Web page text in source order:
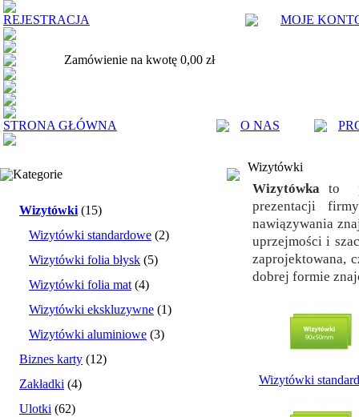
REJESTRACJA MOJE
Zamówienie na kwotę 0,00 zł
STRONA GŁÓWNA O NAS
Kategorie
Wizytówki (15)
Wizytówki standardowe (2)
Wizytówki folia błysk (5)
Wizytówki folia mat (4)
Wizytówki ekskluzywne (1)
Wizytówki aluminiowe (3)
Biznes karty (12)
Zakładki (4)
Ulotki (62)
Wizytówki
Wizytówka to
prezentacji
nawiązywania
uprzejmości i
zaprojektowana,
dobrej formie
Wizytówki